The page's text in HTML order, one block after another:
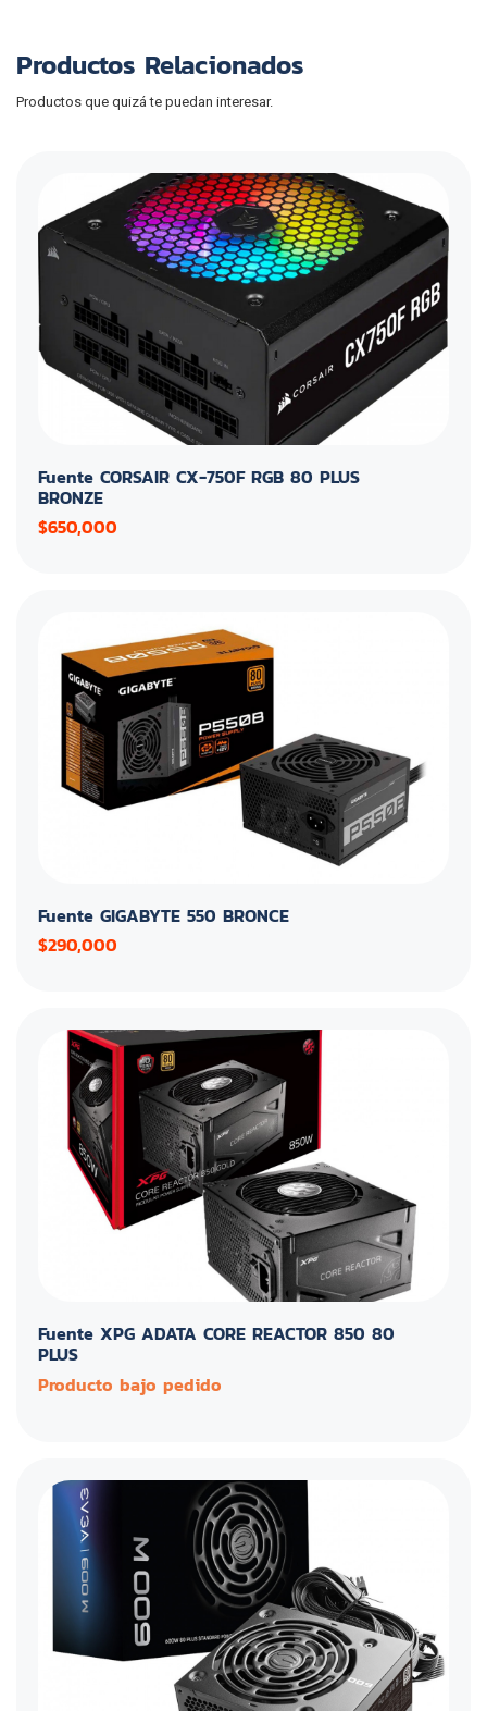
Productos Relacionados
Productos que quizá te puedan interesar.
Fuente CORSAIR CX-750F RGB 80 PLUS
BRONZE
$650,000
Fuente GIGABYTE 550 BRONCE
$290,000
Fuente XPG ADATA CORE REACTOR 850 80
PLUS
Producto bajo pedido